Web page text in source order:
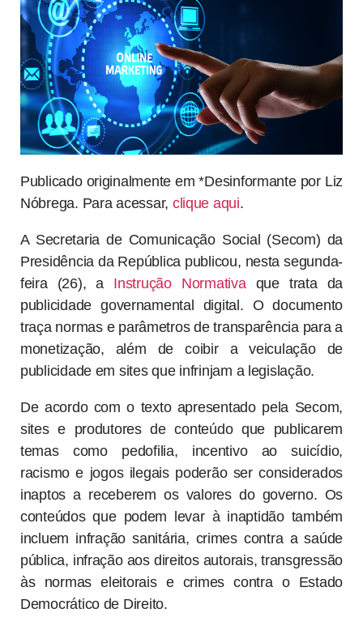
Publicado originalmente em *Desinformante por Liz
Nóbrega. Para acessar, clique aqui.
A Secretaria de Comunicação Social (Secom) da
Presidência da República publicou, nesta segunda-
feira (26), a Instrução Normativaque trata da
publicidade governamental digital. O documento
traça normas e parâmetros de transparência para a
monetização, além de coibir a veiculação de
publicidade em sites que infrinjam a legislação.
De acordo com o texto apresentado pela Secom,
sites e produtores de conteúdo que publicarem
temas como pedofilia, incentivo ao suicídio,
racismo e jogos ilegais poderão ser considerados
inaptos a receberem os valores do governo. Os
conteúdos que podem levar à inaptidão também
incluem infração sanitária, crimes contra a saúde
pública, infração aos direitos autorais, transgressão
às normas eleitorais e crimes contra o Estado
Democrático de Direito.